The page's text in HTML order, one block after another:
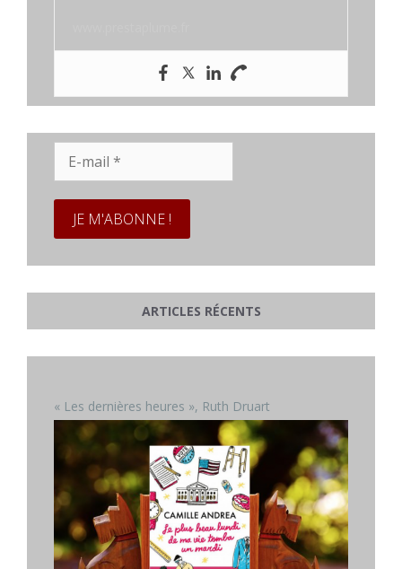
mail
ARTICLES RÉCENTS
« Les dernières heures », Ruth Druart